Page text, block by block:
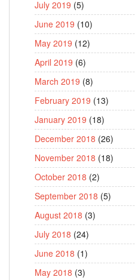
July 2019 (5)
June 2019 (10)
May 2019 (12)
April 2019 (6)
March 2019 (8)
February 2019 (13)
January 2019 (18)
December 2018 (26)
November 2018 (18)
October 2018 (2)
September 2018 (5)
August 2018 (3)
July 2018 (24)
June 2018 (1)
May 2018 (3)